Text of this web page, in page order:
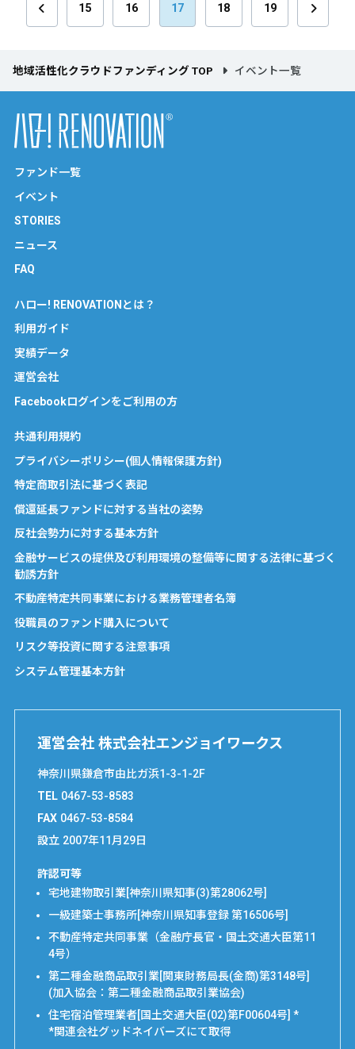
15 16 17 18 19
地域活性化クラウドファンディング TOP イベント一覧
ファンド一覧
イベント
STORIES
ニュース
FAQ
ハロー! RENOVATIONとは？
利用ガイド
実績データ
運営会社
Facebookログインをご利用の方
共通利用規約
プライバシーポリシー(個人情報保護方針)
特定商取引法に基づく表記
償還延長ファンドに対する当社の姿勢
反社会勢力に対する基本方針
金融サービスの提供及び利用環境の整備等に関する法律に基づく
勧誘方針
不動産特定共同事業における業務管理者名簿
役職員のファンド購入について
リスク等投資に関する注意事項
システム管理基本方針
運営会社 株式会社エンジョイワークス
神奈川県鎌倉市由比ガ浜1-3-1-2F
TEL 0467-53-8583
FAX 0467-53-8584
設立 2007年11月29日
許認可等
宅地建物取引業[神奈川県知事(3)第28062号]
一級建築士事務所[神奈川県知事登録 第16506号]
不動産特定共同事業（金融庁長官・国土交通大臣第11
4号）
第二種金融商品取引業[関東財務局長(金商)第3148号]
(加入協会：第二種金融商品取引業協会)
住宅宿泊管理業者[国土交通大臣(02)第F00604号] *
*関連会社グッドネイバーズにて取得